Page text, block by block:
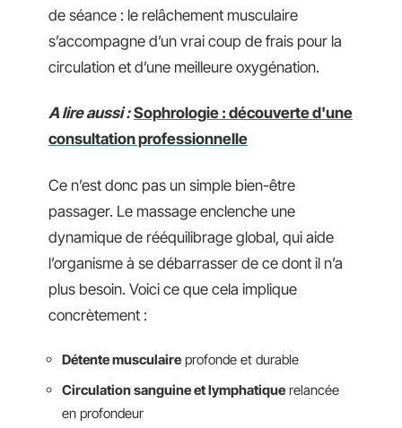
de séance : le relâchement musculaire
s’accompagne d’un vrai coup de frais pour la
circulation et d’une meilleure oxygénation.
A lire aussi : Sophrologie : découverte d'une
consultation professionnelle
Ce n’est donc pas un simple bien-être
passager. Le massage enclenche une
dynamique de rééquilibrage global, qui aide
l’organisme à se débarrasser de ce dont il n’a
plus besoin. Voici ce que cela implique
concrètement :
Détente musculaire profonde et durable
Circulation sanguine et lymphatique relancée
en profondeur